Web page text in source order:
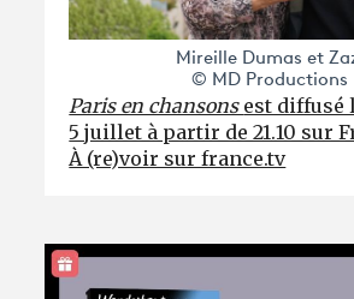
Mireille Dumas et
© MD Productions
Paris en chansons est diffusé
5 juillet à partir de 21.10 sur
À (re)voir sur france.tv